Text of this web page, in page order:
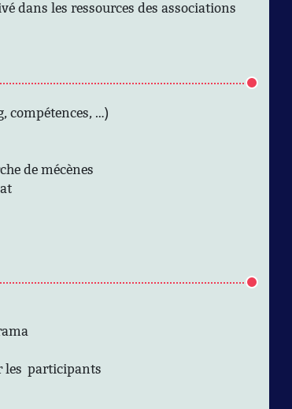
dans les ressources des associations
compétences, …)
de mécènes
les participants